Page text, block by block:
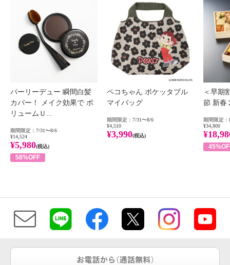
パーリーデュー 瞬間白髪
カバー！ メイク効果で ボ
リュームＵ...
期間限定：7/31〜8/6
¥14,524
¥5,980(税込)
58%OFF
ペコちゃん ポケッタブル
マイバッグ
期間限定：7/31〜8/6
¥4,510
¥3,990(税込)
＜早期
節 新春
期間限定：
¥34,800